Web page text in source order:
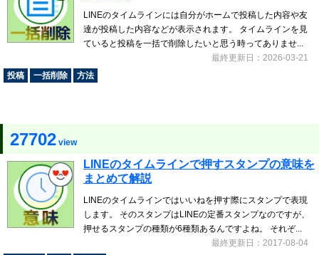
LINEのタイムラインには自分がホームで投稿した内容や友
達が投稿した内容などが表示されます。 タイムラインを見
ていると投稿を一括で削除したいと思う時ってありませ...
最終更新日：2026-03-21
投稿
一括削除 方法
27702 view
LINEのタイムラインで押すスタンプの意味を
まとめて解説
LINEのタイムラインではいいねを押す際にスタンプで表現
します。 そのスタンプはLINEの定番スタンプなのですが、
押せるスタンプの種類が6種類あるんですよね。 それぞ...
最終更新日：2017-08-04